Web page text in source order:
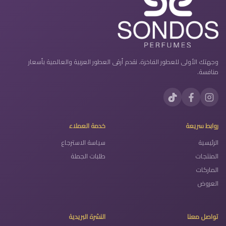
وجهتك الأولى للعطور الفاخرة. نقدم أرقى العطور العربية والعالمية بأسعار
منافسة.
روابط سريعة
الرئيسية
المنتجات
الماركات
العروض
خدمة العملاء
سياسة الاسترجاع
طلبات الجملة
تواصل معنا النشرة البريدية